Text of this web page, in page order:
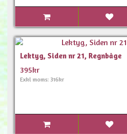
Lektyg, Siden nr 21, Regnbåge
395kr
Exkl moms: 316kr